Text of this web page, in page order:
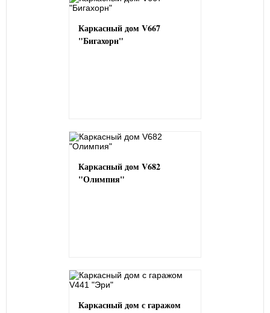
Каркасный дом V667
"Бигахорн"
Каркасный дом V682
"Олимпия"
Каркасный дом с гаражом